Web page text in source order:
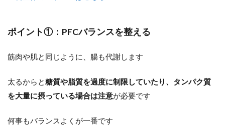
ポイント①：PFCバランスを整える
筋肉や肌と同じように、腸も代謝します
太るからと糖質や脂質を過度に制限していたり、タンパク質
を大量に摂っている場合は注意が必要です
何事もバランスよくが一番です